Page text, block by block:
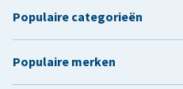
Populaire categorieën
Populaire merken